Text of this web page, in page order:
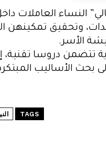
النساء العاملات
وتحقيق
الأسر.
12 فبراير المقبل، تشمل جوانب
بحث الأساليب
TAGS